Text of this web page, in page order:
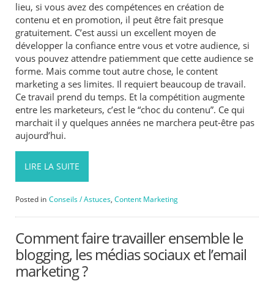
lieu, si vous avez des compétences en création de
contenu et en promotion, il peut être fait presque
gratuitement. C’est aussi un excellent moyen de
développer la confiance entre vous et votre audience, si
vous pouvez attendre patiemment que cette audience se
forme. Mais comme tout autre chose, le content
marketing a ses limites. Il requiert beaucoup de travail.
Ce travail prend du temps. Et la compétition augmente
entre les marketeurs, c’est le “choc du contenu”. Ce qui
marchait il y quelques années ne marchera peut-être pas
aujourd’hui.
LIRE LA SUITE
Posted in Conseils / Astuces,Content Marketing
Comment faire travailler ensemble le
blogging, les médias sociaux et l’email
marketing ?